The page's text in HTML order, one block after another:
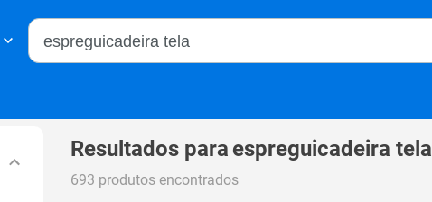
Buscar no Magalu
Resultados paraespreguicadeira tela
693 produtos encontrados